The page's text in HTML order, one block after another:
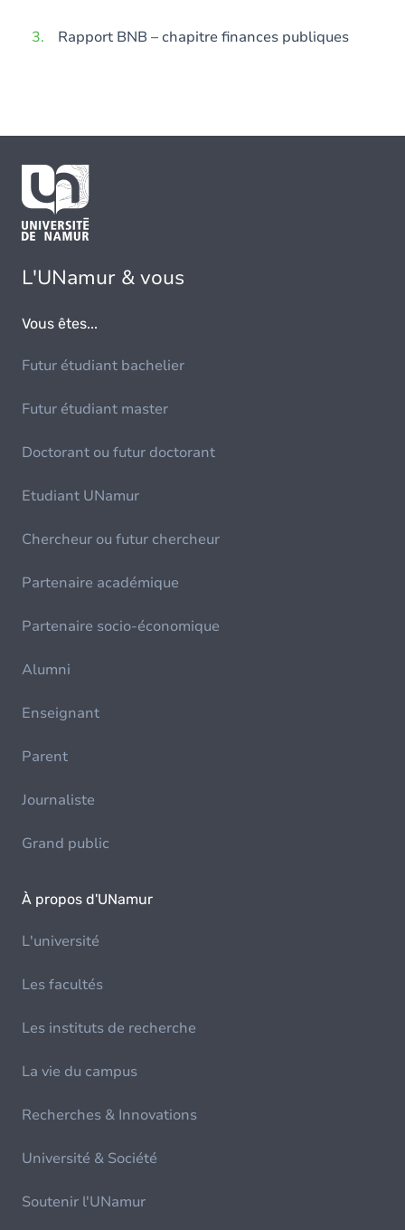
Rapport BNB – chapitre finances publiques
L'UNamur & vous
Vous êtes...
Futur étudiant bachelier
Futur étudiant master
Doctorant ou futur doctorant
Etudiant UNamur
Chercheur ou futur chercheur
Partenaire académique
Partenaire socio-économique
Alumni
Enseignant
Parent
Journaliste
Grand public
À propos d'UNamur
L'université
Les facultés
Les instituts de recherche
La vie du campus
Recherches & Innovations
Université & Société
Soutenir l'UNamur